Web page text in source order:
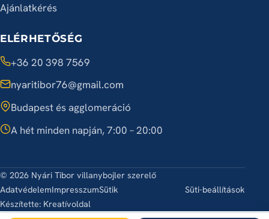
Ajánlatkérés
ELÉRHETŐSÉG
+36 20 398 7569
nyaritibor76@gmail.com
Budapest és agglomeráció
A hét minden napján, 7:00 – 20:00
© 2026 Nyári Tibor villanybojler szerelő
AdatvédelemImpresszumSütik
Süti-beállítások
Készítette: Kreatívoldal